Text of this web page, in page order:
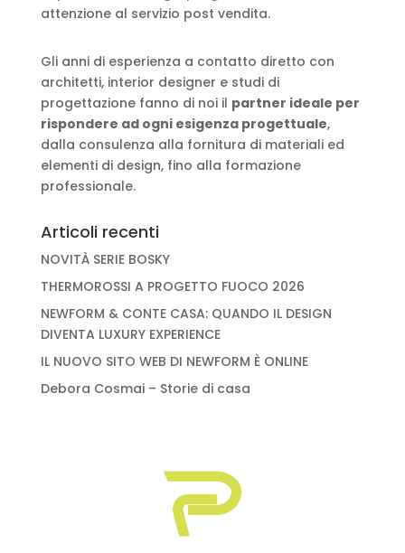
attenzione al servizio post vendita.
Gli anni di esperienza a contatto diretto con
architetti, interior designer e studi di
progettazione fanno di noi il partner ideale per
rispondere ad ogni esigenza progettuale,
dalla consulenza alla fornitura di materiali ed
elementi di design, fino alla formazione
professionale.
Articoli recenti
NOVITÀ SERIE BOSKY
THERMOROSSI A PROGETTO FUOCO 2026
NEWFORM & CONTE CASA: QUANDO IL DESIGN
DIVENTA LUXURY EXPERIENCE
IL NUOVO SITO WEB DI NEWFORM È ONLINE
Debora Cosmai – Storie di casa